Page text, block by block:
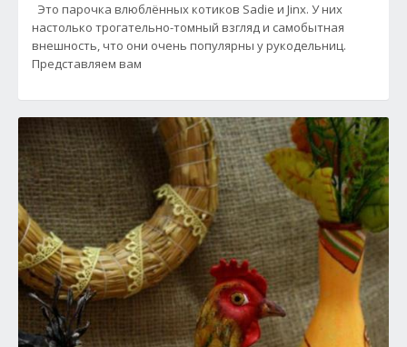
Это парочка влюблённых котиков Sadie и Jinx. У них
настолько трогательно-томный взгляд и самобытная
внешность, что они очень популярны у рукодельниц.
Представляем вам